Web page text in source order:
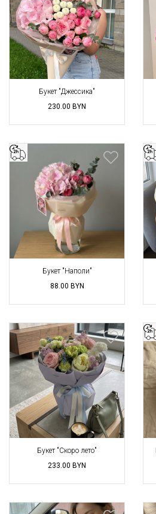
Букет "Джессика"
230.00 BYN
Букет "Наполи"
88.00 BYN
Букет "Скоро лето"
233.00 BYN